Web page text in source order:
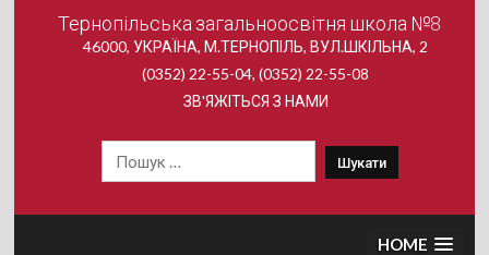
Тернопільська загальноосвітня школа №8
46000, УКРАЇНА, М.ТЕРНОПІЛЬ, ВУЛ.ШКІЛЬНА, 2
(0352) 22-55-04, (0352) 22-55-08
ЗВ'ЯЖІТЬСЯ З НАМИ
HOME